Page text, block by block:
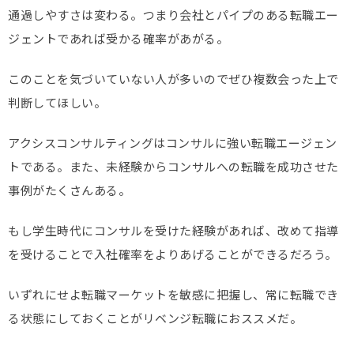
通過しやすさは変わる。つまり会社とパイプのある転職エー
ジェントであれば受かる確率があがる。
このことを気づいていない人が多いのでぜひ複数会った上で
判断してほしい。
アクシスコンサルティングはコンサルに強い転職エージェン
トである。また、未経験からコンサルへの転職を成功させた
事例がたくさんある。
もし学生時代にコンサルを受けた経験があれば、改めて指導
を受けることで入社確率をよりあげることができるだろう。
いずれにせよ転職マーケットを敏感に把握し、常に転職でき
る状態にしておくことがリベンジ転職におススメだ。